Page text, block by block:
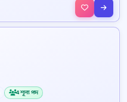
4 শূন্য পদ